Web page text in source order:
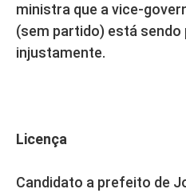
ministra que a vice-
(sem partido) está sendo
injustamente.
Licença
Candidato a prefeito de